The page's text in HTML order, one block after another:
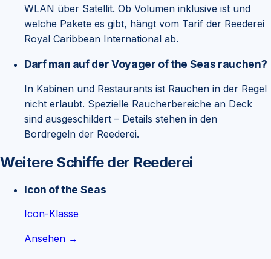
WLAN über Satellit. Ob Volumen inklusive ist und
welche Pakete es gibt, hängt vom Tarif der Reederei
Royal Caribbean International ab.
Darf man auf der Voyager of the Seas rauchen?
In Kabinen und Restaurants ist Rauchen in der Regel
nicht erlaubt. Spezielle Raucherbereiche an Deck
sind ausgeschildert – Details stehen in den
Bordregeln der Reederei.
Weitere Schiffe der Reederei
Icon of the Seas
Icon-Klasse
Ansehen →